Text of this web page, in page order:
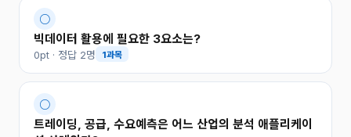
○
빅데이터 활용에 필요한 3요소는?
0pt · 정답 2명 1과목
○
트레이딩, 공급, 수요예측은 어느 산업의 분석 애플리케이